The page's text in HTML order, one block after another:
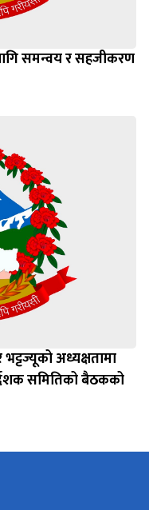
समन्वय र सहजीकरण
भट्टज्यूको अध्यक्षतामा
समितिको बैठकको